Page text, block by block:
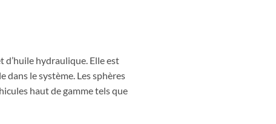
d’huile hydraulique. Elle est
dans le système. Les sphères
haut de gamme tels que